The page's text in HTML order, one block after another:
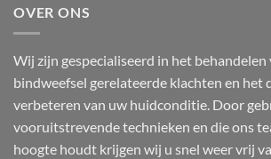
OVER ONS
Wij zijn gespecialiseerd in het behandelen
bindweefsel gerelateerde klachten en het
verbeteren van uw huidconditie. Door
vooruitstrevende technieken en die ons
hoogte houdt krijgen wij u snel weer vrij